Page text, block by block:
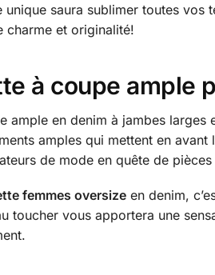
saura sublimer toutes vos
charme et originalité!
à coupe ample
ample en denim à jambes
amples qui mettent en
de mode en quête de pièces
femmes oversizeen denim,
toucher vous apportera une